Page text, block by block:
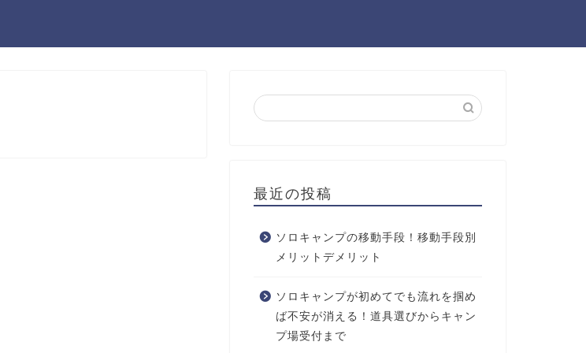
最近の投稿
ソロキャンプの移動手段！移動手段別
メリットデメリット
ソロキャンプが初めてでも流れを掴め
ば不安が消える！道具選びからキャン
プ場受付まで